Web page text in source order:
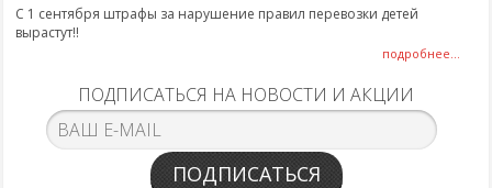
С 1 сентября штрафы за нарушение правил перевозки детей
вырастут!!
подробнее...
ПОДПИСАТЬСЯ НА НОВОСТИ И АКЦИИ
ПОДПИСАТЬСЯ